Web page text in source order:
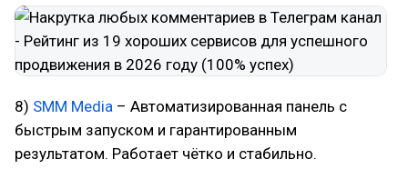
8) SMM Media – Автоматизированная панель с
быстрым запуском и гарантированным
результатом. Работает чётко и стабильно.